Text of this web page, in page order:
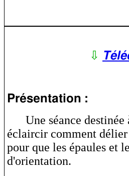
⇩
Présentation :
Une séance
éclaircir comment
pour que les épaules et
d'orientation.